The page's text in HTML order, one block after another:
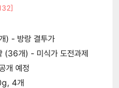
) - 방랑 결투가
(36개) - 미식가 도전과제
개 예정
4개